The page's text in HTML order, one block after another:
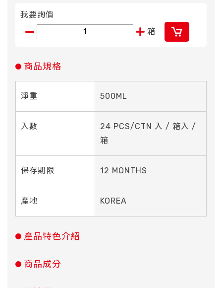
我要詢價
箱
商品規格
淨重 500ML
入數
24 PCS/CTN 入 / 箱入 /
箱
保存期限 12 MONTHS
產地 KOREA
產品特色介紹
商品成分